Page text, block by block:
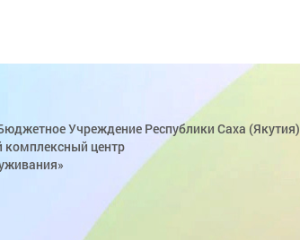
Учреждение Республики Саха (Якутия)
комплексный центр